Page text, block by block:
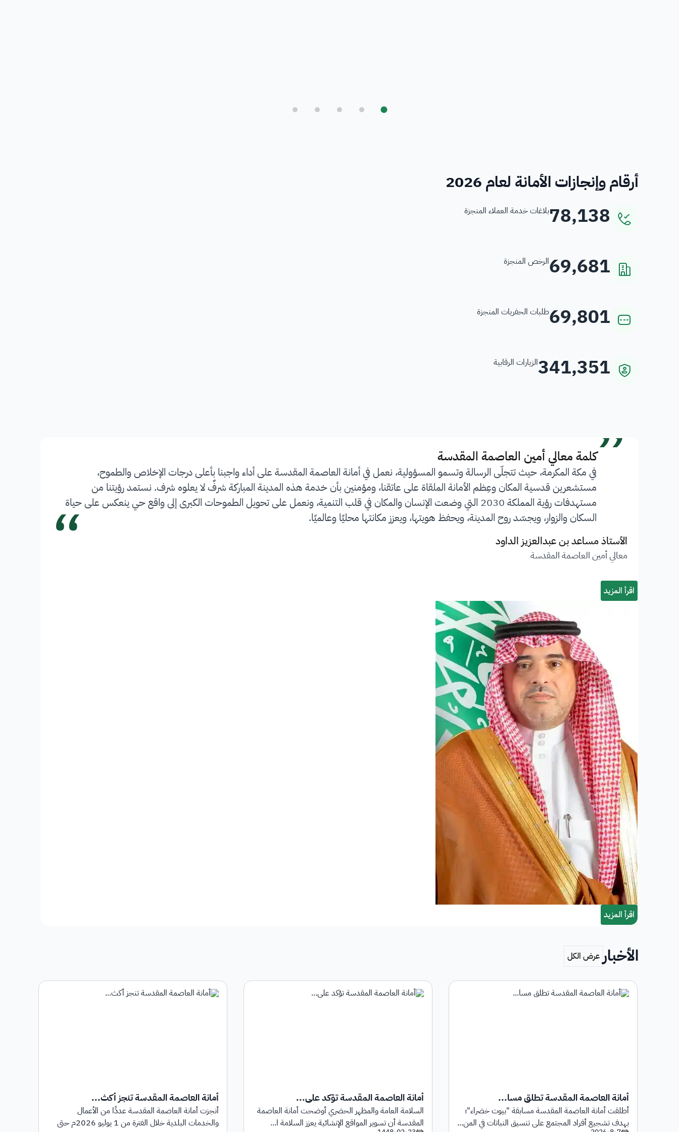
أرقام وإنجازات الأمانة لعام 2026
78,138بلاغات خدمة العملاء المنجزة
69,681الرخص المنجزة
69,801طلبات الحفريات المنجزة
341,351الزيارات الرقابية
”كلمة معالي أمين العاصمة المقدسة
في مكة المكرمة، حيث تتجلّى الرسالة وتسمو المسؤولية، نعمل في أمانة العاصمة المقدسة على أداء واجبنا بأعلى درجات الإخلاص والطموح،
مستشعرين قدسية المكان وعِظم الأمانة الملقاة على عاتقنا، ومؤمنين بأن خدمة هذه المدينة المباركة شرفٌ لا يعلوه شرف. نستمد رؤيتنا من
مستهدفات رؤية المملكة 2030 التي وضعت الإنسان والمكان في قلب التنمية، ونعمل على تحويل الطموحات الكبرى إلى واقع حي ينعكس على حياة
السكان والزوار، ويجسّد روح المدينة، ويحفظ هويتها، ويعزز مكانتها محليًا وعالميًا.
الأستاذ مساعد بن عبدالعزيز الداود
معالي أمين العاصمة المقدسة “
الأخبار
أمانة العاصمة المقدسة تطلق مسا...
أطلقت أمانة العاصمة المقدسة مسابقة "بيوت خضراء"؛
بهدف تشجيع أفراد المجتمع على تنسيق النباتات في المن...
أمانة العاصمة المقدسة تؤكد على...
السلامة العامة والمظهر الحضري أوضحت أمانة العاصمة
المقدسة أن تسوير المواقع الإنشائية يعزز السلامة ا...
أمانة العاصمة المقدسة تنجز أكث...
أنجزت أمانة العاصمة المقدسة عددًا من الأعمال
والخدمات البلدية خلال الفترة من 1 يوليو 2026م حتى